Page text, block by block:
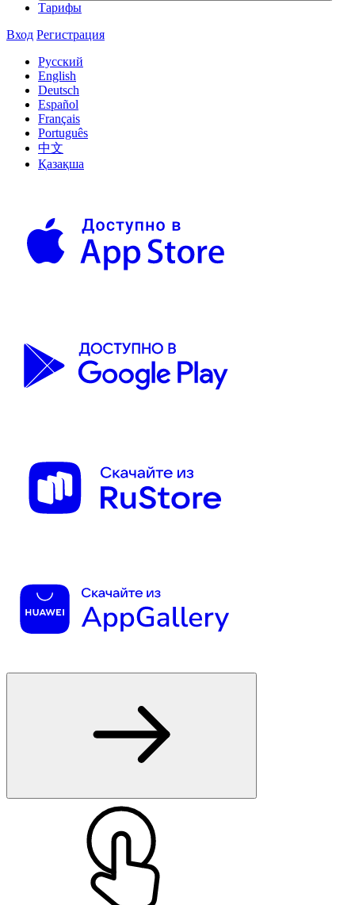
Тарифы
Вход Регистрация
Русский
English
Deutsch
Español
Français
Português
中文
Қазақша